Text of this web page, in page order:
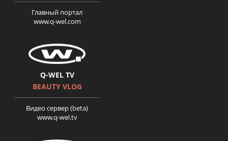
Главный портал
www.q-wel.com
Q-WEL TV
BEAUTY VLOG
Видео сервер (beta)
www.q-wel.tv